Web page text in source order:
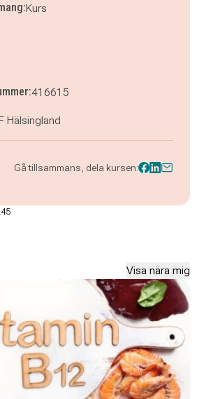
Kurs
416615
Hälsingland
till Måla akryl dagtid
Gå tillsammans, dela kursen:
Visa nära mig